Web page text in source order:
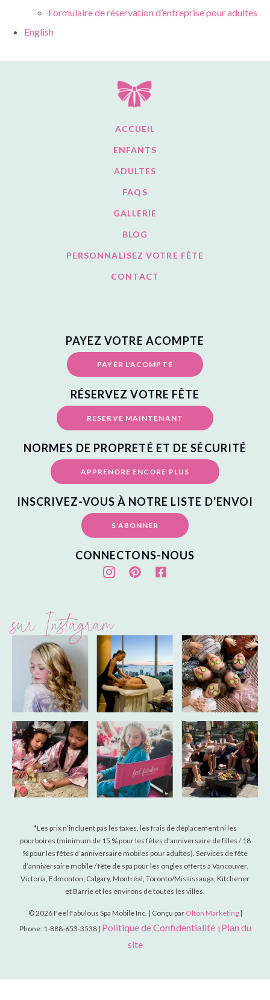
Formulaire de réservation d’entreprise pour adultes
English
ACCUEIL
ENFANTS
ADULTES
FAQS
GALLERIE
BLOG
PERSONNALISEZ VOTRE FÊTE
CONTACT
PAYEZ VOTRE ACOMPTE
PAYER L'ACOMPTE
RÉSERVEZ VOTRE FÊTE
RESERVE MAINTENANT
NORMES DE PROPRETÉ ET DE SÉCURITÉ
APPRENDRE ENCORE PLUS
INSCRIVEZ-VOUS À NOTRE LISTE D'ENVOI
S'ABONNER
CONNECTONS-NOUS
sur Instagram
*Les prix n’incluent pas les taxes, les frais de déplacement ni les
pourboires (minimum de 15 % pour les fêtes d’anniversaire de filles / 18
% pour les fêtes d’anniversaire mobiles pour adultes). Services de fête
d’anniversaire mobile / fête de spa pour les ongles offerts à Vancouver,
Victoria, Edmonton, Calgary, Montréal, Toronto/Mississauga, Kitchener
et Barrie et les environs de toutes les villes.
© 2026 Feel Fabulous Spa Mobile Inc. | Conçu par Olton Marketing|
Phone: 1-888-653-3538 | Politique de Confidentialité| Plan du
site